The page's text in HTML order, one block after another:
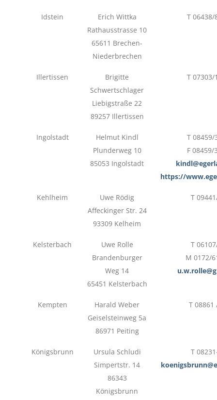
Idstein
Erich Wittka
Rathausstrasse 10
65611 Brechen-
Niederbrechen
T 06438/
Illertissen
Brigitte
Schwertschlager
Liebigstraße 22
89257 Illertissen
T 07303/
Ingolstadt
Helmut Kindl
Plunderweg 10
85053 Ingolstadt
T 08459/
F 08459/
https://
Kehlheim
Uwe Rödig
Affeckinger Str. 24
93309 Kelheim
T
Kelsterbach
Uwe Rolle
Brandenburger
Weg 14
65451 Kelsterbach
T
M 0172/
Kempten
Harald Weber
Geiselsteinweg 5a
86971 Peiting
T 08861
Königsbrunn
Ursula Schludi
Simpertstr. 14
86343
Königsbrunn
T